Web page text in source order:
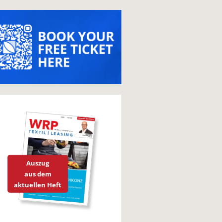
Auszug
aus dem
aktuellen Heft